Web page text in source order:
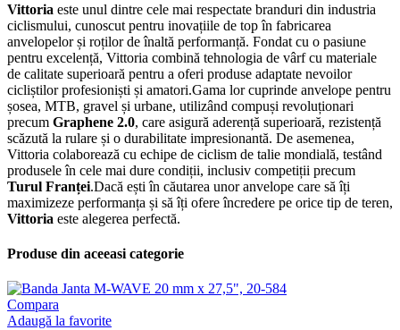
Vittoria este unul dintre cele mai respectate branduri din industria
ciclismului, cunoscut pentru inovațiile de top în fabricarea
anvelopelor și roților de înaltă performanță. Fondat cu o pasiune
pentru excelență, Vittoria combină tehnologia de vârf cu materiale
de calitate superioară pentru a oferi produse adaptate nevoilor
cicliștilor profesioniști și amatori.Gama lor cuprinde anvelope pentru
șosea, MTB, gravel și urbane, utilizând compuși revoluționari
precum Graphene 2.0, care asigură aderență superioară, rezistență
scăzută la rulare și o durabilitate impresionantă. De asemenea,
Vittoria colaborează cu echipe de ciclism de talie mondială, testând
produsele în cele mai dure condiții, inclusiv competiții precum
Turul Franței.Dacă ești în căutarea unor anvelope care să îți
maximizeze performanța și să îți ofere încredere pe orice tip de teren,
Vittoria este alegerea perfectă.
Produse din aceeasi categorie
Compara
Adaugă la favorite